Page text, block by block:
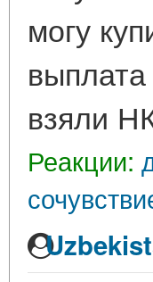
могу
взяли
Реакции: